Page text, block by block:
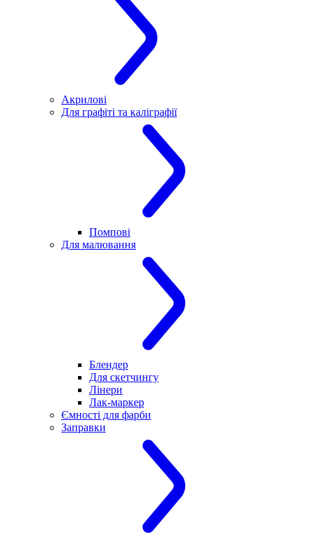
Акрилові
Для графіті та каліграфії
Помпові
Для малювання
Блендер
Для скетчингу
Лінери
Лак-маркер
Ємності для фарби
Заправки